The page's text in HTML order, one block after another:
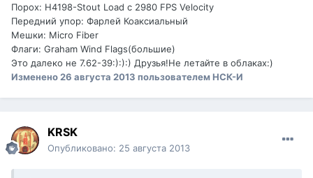
Порох: Н4198-Stout Load c 2980 FPS Velocity
Передний упор: Фарлей Коаксиальный
Мешки: Micro Fiber
Флаги: Graham Wind Flags(большие)
Это далеко не 7.62-39:):):) Друзья!Не летайте в облаках:)
Изменено26 августа 2013 пользователем НСК-И
KRSK
Опубликовано: 25 августа 2013